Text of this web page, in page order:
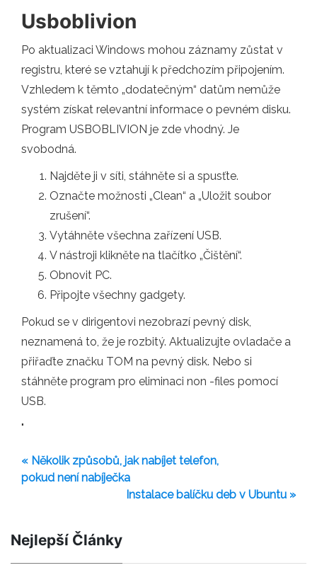
Usboblivion
Po aktualizaci Windows mohou záznamy zůstat v
registru, které se vztahují k předchozím připojením.
Vzhledem k těmto „dodatečným“ datům nemůže
systém získat relevantní informace o pevném disku.
Program USBOBLIVION je zde vhodný. Je
svobodná.
Najděte ji v síti, stáhněte si a spusťte.
Označte možnosti „Clean“ a „Uložit soubor
zrušení“.
Vytáhněte všechna zařízení USB.
V nástroji klikněte na tlačítko „Čištění“.
Obnovit PC.
Připojte všechny gadgety.
Pokud se v dirigentovi nezobrazí pevný disk,
neznamená to, že je rozbitý. Aktualizujte ovladače a
přiřaďte značku TOM na pevný disk. Nebo si
stáhněte program pro eliminaci non -files pomocí
USB.
"
« Několik způsobů, jak nabíjet telefon,
pokud není nabíječka
Instalace balíčku deb v Ubuntu »
Nejlepší Články